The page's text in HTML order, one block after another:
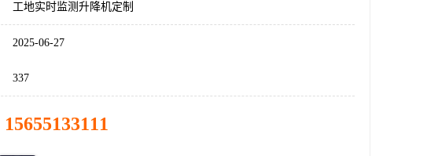
工地实时监测升降机定制
2025-06-27
337
15655133111